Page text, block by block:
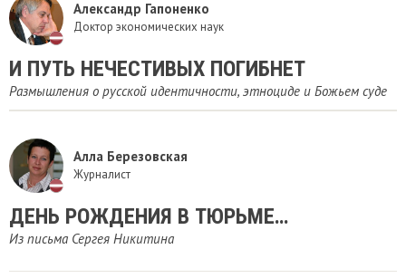
Александр Гапоненко
Доктор экономических наук
И ПУТЬ НЕЧЕСТИВЫХ ПОГИБНЕТ
Размышления о русской идентичности, этноциде и Божьем суде
Алла Березовская
Журналист
ДЕНЬ РОЖДЕНИЯ В ТЮРЬМЕ…
Из письма Сергея Никитина